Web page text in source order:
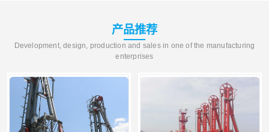
产品推荐
Development, design, production and sales in one of the manufacturing
enterprises